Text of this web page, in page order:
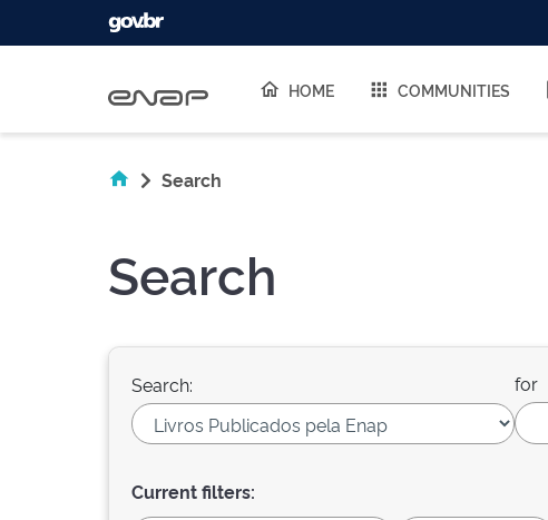
HOME COMMUNITIES
Search
Search
Search: for
Current filters: